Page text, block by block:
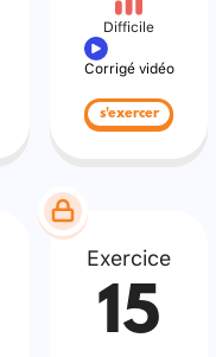
Difficile
Corrigé vidéo
s'exercer
Exercice
15